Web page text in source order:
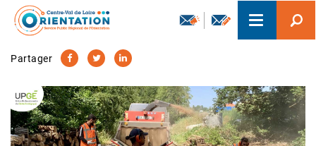
Aller
contenu
principal
Toggle
navigation
Partager